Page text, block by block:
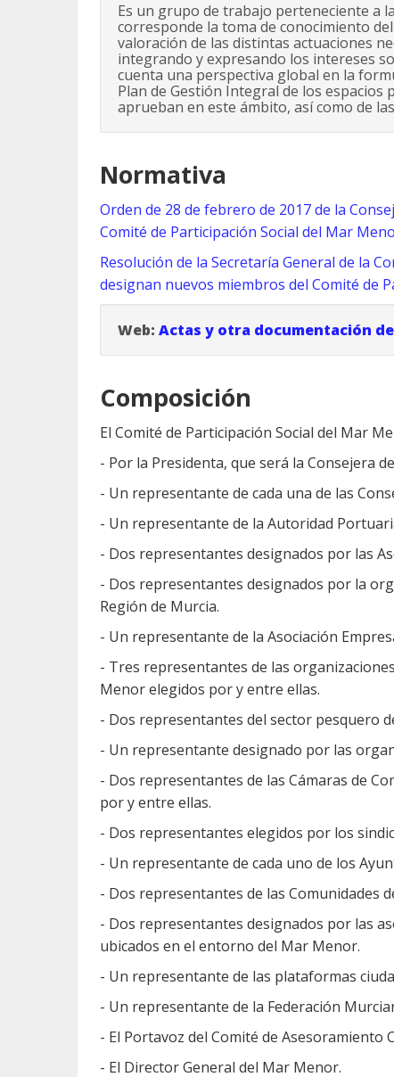
Es un grupo de trabajo perteneciente a
corresponde la toma de conocimiento
valoración de las distintas actuaciones
integrando y expresando los intereses
cuenta una perspectiva global en la
Plan de Gestión Integral de los
aprueban en este ámbito, así como de
Normativa
Orden de 28 de febrero de 2017 de la
Comité de Participación Social del Mar
Resolución de la Secretaría General de la
designan nuevos miembros del Comité de
Web: Actas y otra documentación
Composición
El Comité de Participación Social del Mar
- Por la Presidenta, que será la Consejera
- Un representante de cada una de las
- Un representante de la Autoridad
- Dos representantes designados por las
- Dos representantes designados por la
Región de Murcia.
- Un representante de la Asociación
- Tres representantes de las
Menor elegidos por y entre ellas.
- Dos representantes del sector pesquero
- Un representante designado por las
- Dos representantes de las Cámaras de
por y entre ellas.
- Dos representantes elegidos por los
- Un representante de cada uno de los
- Dos representantes de las Comunidades
- Dos representantes designados por las
ubicados en el entorno del Mar Menor.
- Un representante de las plataformas
- Un representante de la Federación
- El Portavoz del Comité de Asesoramiento
- El Director General del Mar Menor.